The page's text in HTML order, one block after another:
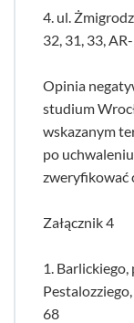
4. ul.
32, 31, 33,
Opinia
studium
wskazanym
po
zweryfikować
Załącznik 4
1. Barlickiego,
68